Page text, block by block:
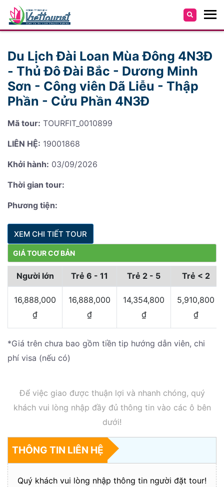
Du Lịch Đài Loan Mùa Đông 4N3Đ
- Thủ Đô Đài Bắc - Dương Minh
Sơn - Công viên Dã Liễu - Thập
Phần - Cửu Phần 4N3Đ
Mã tour: TOURFIT_0010899
LIÊN HỆ: 19001868
Khởi hành: 03/09/2026
Thời gian tour:
Phương tiện:
XEM CHI TIẾT TOUR
GIÁ TOUR CƠ BẢN
Người lớn Trẻ 6 - 11 Trẻ 2 - 5 Trẻ < 2
16,888,000
₫
16,888,000
₫
14,354,800
₫
5,910,800
₫
*Giá trên chưa bao gồm tiền tip hướng dẫn viên, chi
phí visa (nếu có)
Để việc giao được thuận lợi và nhanh chóng, quý
khách vui lòng nhập đầy đủ thông tin vào các ô bên
dưới!
THÔNG TIN LIÊN HỆ
Quý khách vui lòng nhập thông tin người đặt tour!